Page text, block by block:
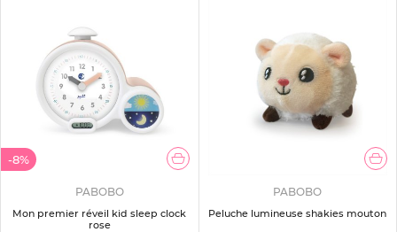
-8%
PABOBO
Mon premier réveil kid sleep clock
rose
PABOBO
Peluche lumineuse shakies mouton